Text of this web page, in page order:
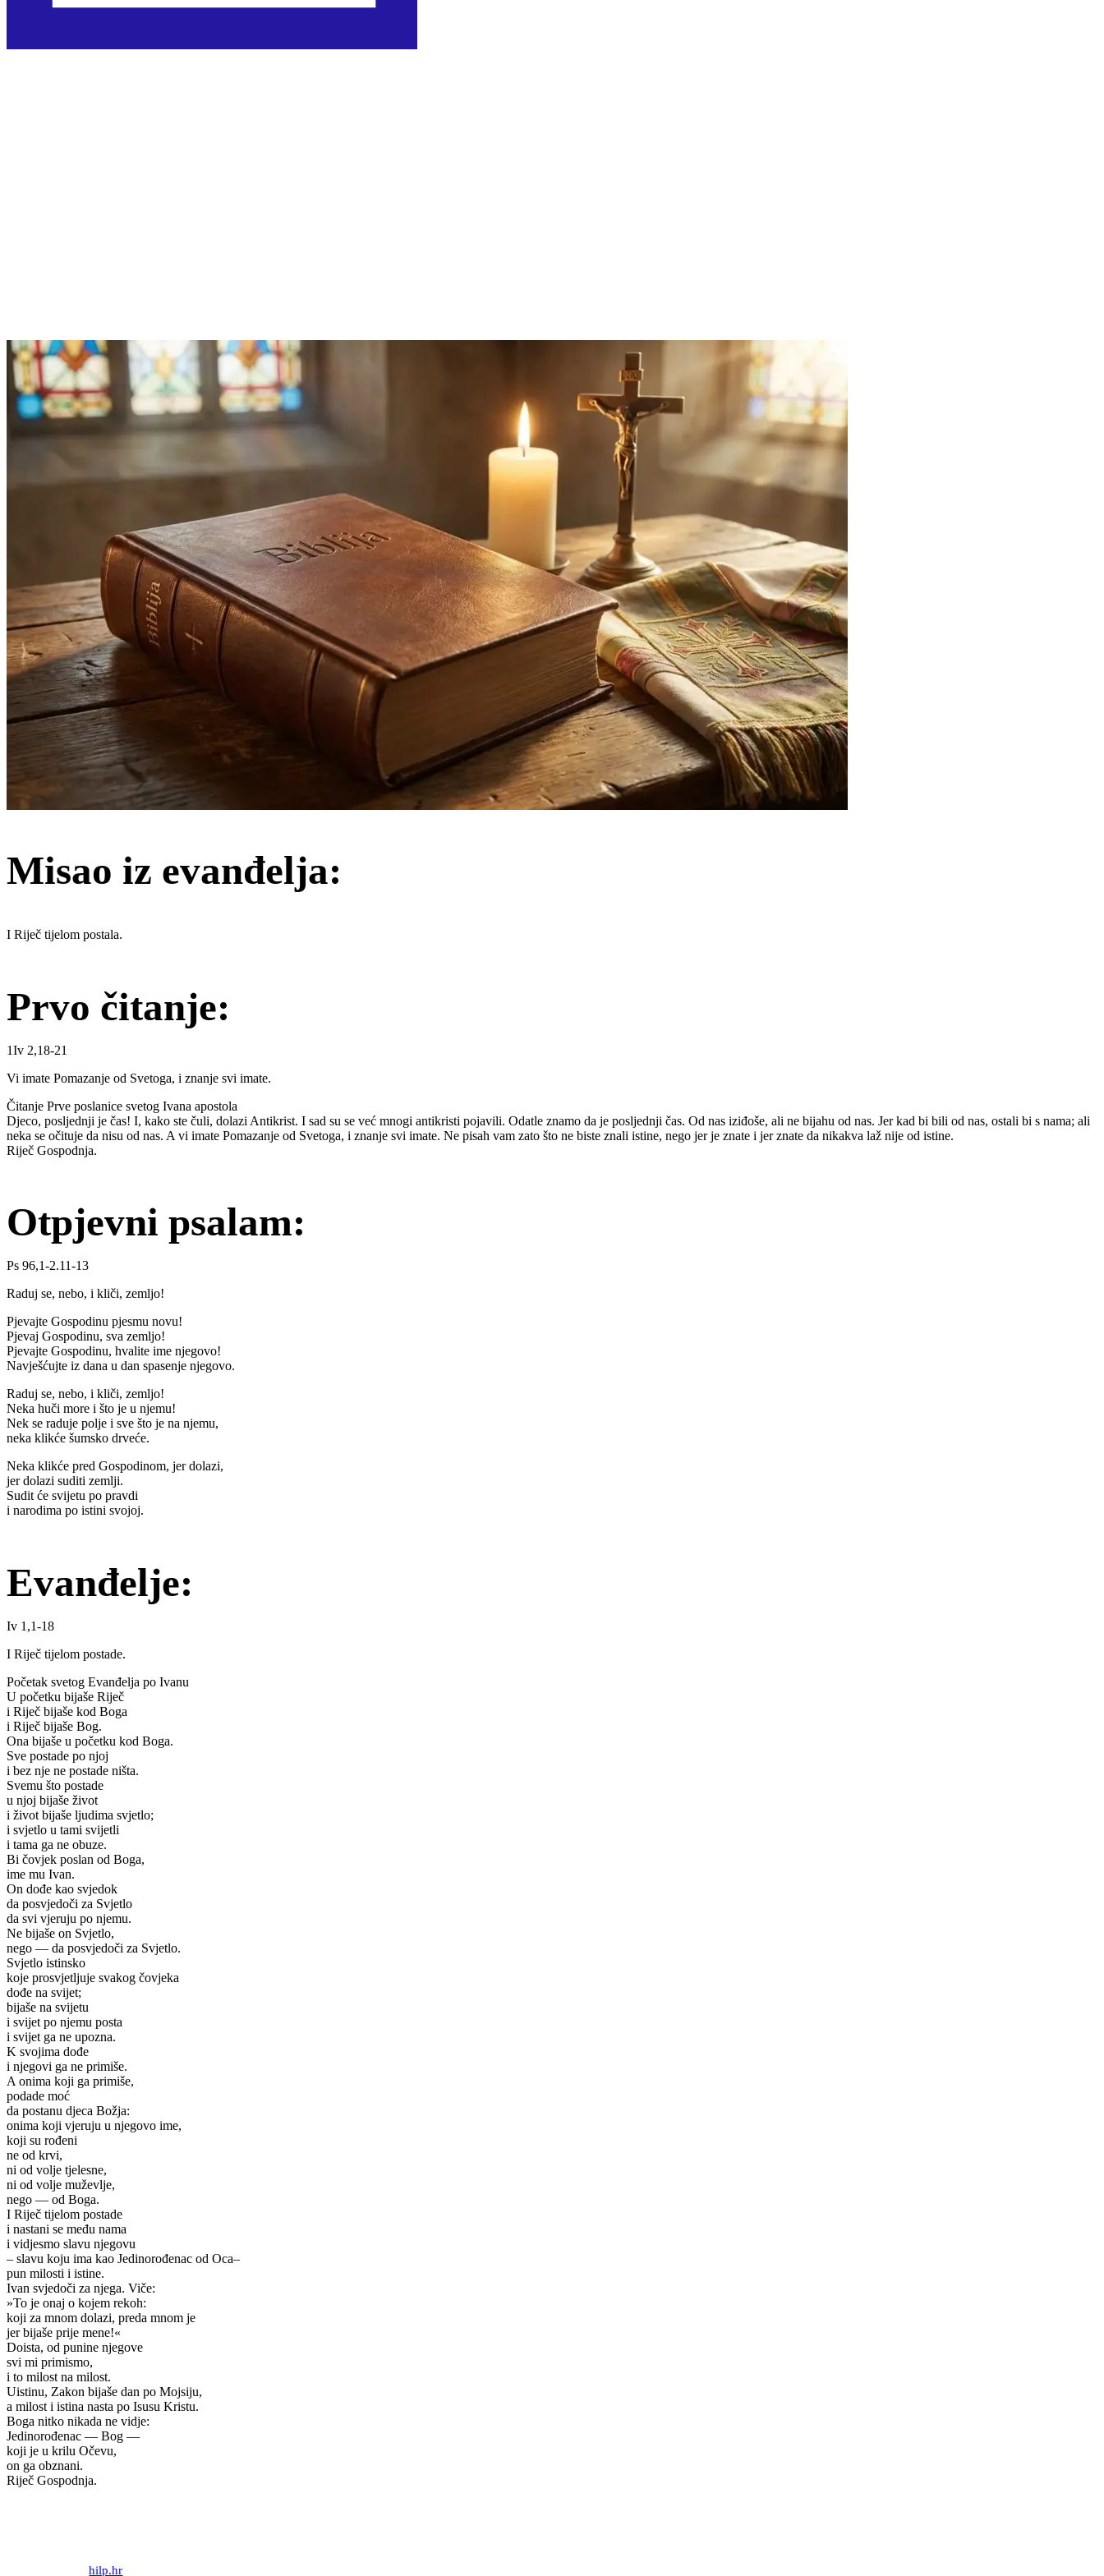
Misao iz evanđelja:
I Riječ tijelom postala.
Prvo čitanje:
1Iv 2,18-21
Vi imate Pomazanje od Svetoga, i znanje svi imate.
Čitanje Prve poslanice svetog Ivana apostola
Djeco, posljednji je čas! I, kako ste čuli, dolazi Antikrist. I sad su se već mnogi antikristi pojavili. Odatle znamo da je posljednji čas. Od nas iziđoše, ali ne bijahu od nas. Jer kad bi bili od nas, ostali bi s nama; ali
neka se očituje da nisu od nas. A vi imate Pomazanje od Svetoga, i znanje svi imate. Ne pisah vam zato što ne biste znali istine, nego jer je znate i jer znate da nikakva laž nije od istine.
Riječ Gospodnja.
Otpjevni psalam:
Ps 96,1-2.11-13
Raduj se, nebo, i kliči, zemljo!
Pjevajte Gospodinu pjesmu novu!
Pjevaj Gospodinu, sva zemljo!
Pjevajte Gospodinu, hvalite ime njegovo!
Navješćujte iz dana u dan spasenje njegovo.
Raduj se, nebo, i kliči, zemljo!
Neka huči more i što je u njemu!
Nek se raduje polje i sve što je na njemu,
neka klikće šumsko drveće.
Neka klikće pred Gospodinom, jer dolazi,
jer dolazi suditi zemlji.
Sudit će svijetu po pravdi
i narodima po istini svojoj.
Evanđelje:
Iv 1,1-18
I Riječ tijelom postade.
Početak svetog Evanđelja po Ivanu
U početku bijaše Riječ
i Riječ bijaše kod Boga
i Riječ bijaše Bog.
Ona bijaše u početku kod Boga.
Sve postade po njoj
i bez nje ne postade ništa.
Svemu što postade
u njoj bijaše život
i život bijaše ljudima svjetlo;
i svjetlo u tami svijetli
i tama ga ne obuze.
Bi čovjek poslan od Boga,
ime mu Ivan.
On dođe kao svjedok
da posvjedoči za Svjetlo
da svi vjeruju po njemu.
Ne bijaše on Svjetlo,
nego — da posvjedoči za Svjetlo.
Svjetlo istinsko
koje prosvjetljuje svakog čovjeka
dođe na svijet;
bijaše na svijetu
i svijet po njemu posta
i svijet ga ne upozna.
K svojima dođe
i njegovi ga ne primiše.
A onima koji ga primiše,
podade moć
da postanu djeca Božja:
onima koji vjeruju u njegovo ime,
koji su rođeni
ne od krvi,
ni od volje tjelesne,
ni od volje muževlje,
nego — od Boga.
I Riječ tijelom postade
i nastani se među nama
i vidjesmo slavu njegovu
– slavu koju ima kao Jedinorođenac od Oca–
pun milosti i istine.
Ivan svjedoči za njega. Viče:
»To je onaj o kojem rekoh:
koji za mnom dolazi, preda mnom je
jer bijaše prije mene!«
Doista, od punine njegove
svi mi primismo,
i to milost na milost.
Uistinu, Zakon bijaše dan po Mojsiju,
a milost i istina nasta po Isusu Kristu.
Boga nitko nikada ne vidje:
Jedinorođenac — Bog —
koji je u krilu Očevu,
on ga obznani.
Riječ Gospodnja.
Izvor:hilp.hr